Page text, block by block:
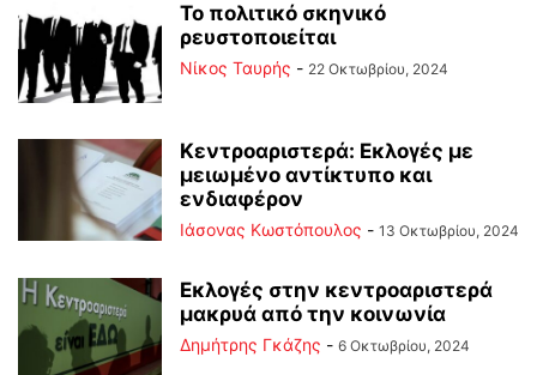
Το πολιτικό σκηνικό
ρευστοποιείται
Νίκος Ταυρής - 22 Οκτωβρίου, 2024
Κεντροαριστερά: Εκλογές με
μειωμένο αντίκτυπο και
ενδιαφέρον
Ιάσονας Κωστόπουλος - 13 Οκτωβρίου, 2024
Εκλογές στην κεντροαριστερά
μακρυά από την κοινωνία
Δημήτρης Γκάζης - 6 Οκτωβρίου, 2024